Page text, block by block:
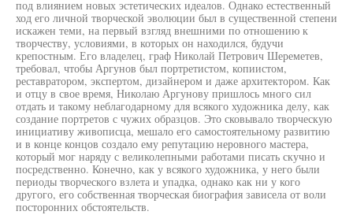
под влиянием новых эстетических идеалов. Однако естественный
ход его личной творческой эволюции был в существенной степени
искажен теми, на первый взгляд внешними по отношению к
творчеству, условиями, в которых он находился, будучи
крепостным. Его владелец, граф Николай Петрович Шереметев,
требовал, чтобы Аргунов был портретистом, копиистом,
реставратором, экспертом, дизайнером и даже архитектором. Как
и отцу в свое время, Николаю Аргунову пришлось много сил
отдать и такому неблагодарному для всякого художника делу, как
создание портретов с чужих образцов. Это сковывало творческую
инициативу живописца, мешало его самостоятельному развитию
и в конце концов создало ему репутацию неровного мастера,
который мог наряду с великолепными работами писать скучно и
посредственно. Конечно, как у всякого художника, у него были
периоды творческого взлета и упадка, однако как ни у кого
другого, его собственная творческая биография зависела от воли
посторонних обстоятельств.